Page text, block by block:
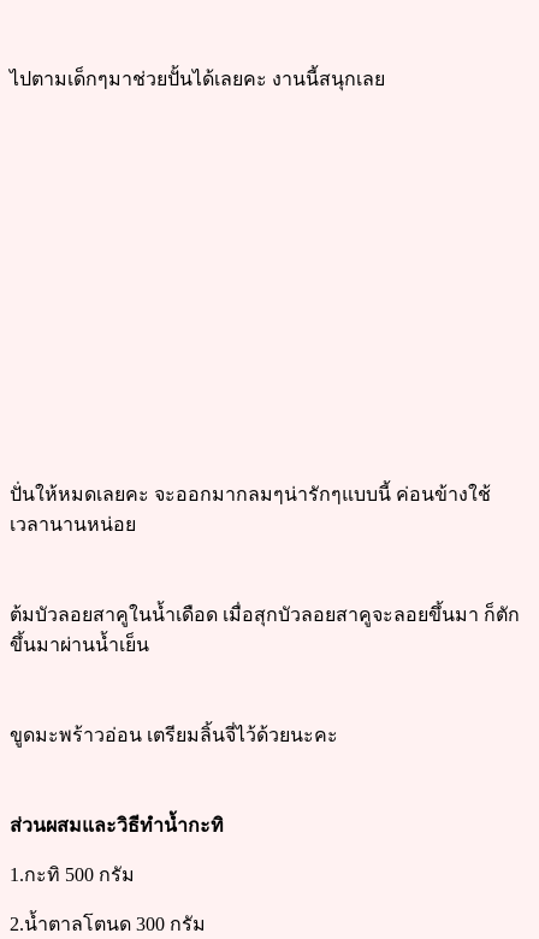
ไปตามเด็กๆมาช่วยปั้นได้เลยคะ งานนี้สนุกเลย
ปั่นให้หมดเลยคะ จะออกมากลมๆน่ารักๆแบบนี้ ค่อนข้างใช้
เวลานานหน่อย
ต้มบัวลอยสาคูในน้ำเดือด เมื่อสุกบัวลอยสาคูจะลอยขึ้นมา ก็ตัก
ขึ้นมาผ่านน้ำเย็น
ขูดมะพร้าวอ่อน เตรียมลิ้นจี่ไว้ด้วยนะคะ
ส่วนผสมและวิธีทำน้ำกะทิ
1.กะทิ 500 กรัม
2.น้ำตาลโตนด 300 กรัม